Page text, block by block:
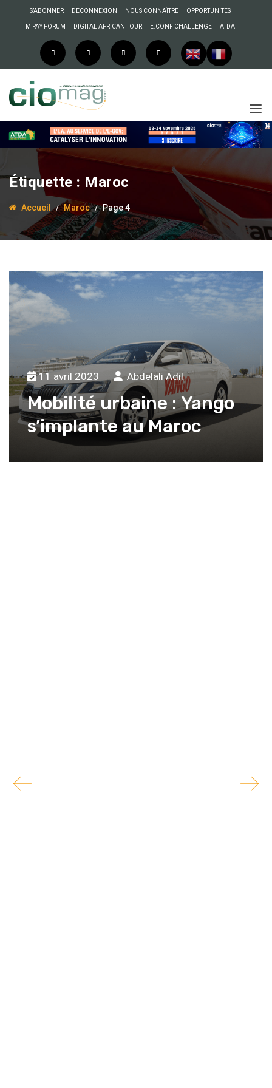
S’ABONNER DECONNEXION NOUS CONNAÎTRE OPPORTUNITES
M PAY FORUM DIGITAL AFRICAN TOUR E.CONF CHALLENGE ATDA
Étiquette : Maroc
Accueil Maroc Page 4
11 avril 2023 Abdelali Adil
Mobilité urbaine : Yango
s’implante au Maroc